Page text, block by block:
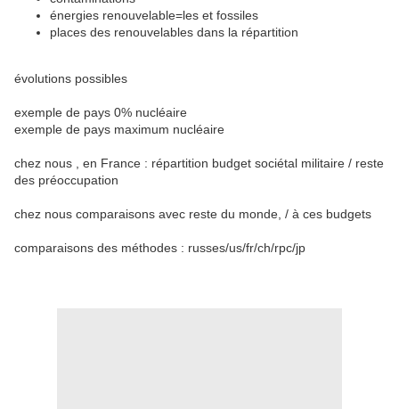
énergies renouvelable=les et fossiles
places des renouvelables dans la répartition
évolutions possibles
exemple de pays 0% nucléaire
exemple de pays maximum nucléaire
chez nous , en France : répartition budget sociétal militaire / reste
des préoccupation
chez nous comparaisons avec reste du monde, / à ces budgets
comparaisons des méthodes : russes/us/fr/ch/rpc/jp